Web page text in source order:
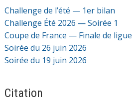
Challenge de l’été — 1er bilan
Challenge Été 2026 — Soirée 1
Coupe de France — Finale de ligue
Soirée du 26 juin 2026
Soirée du 19 juin 2026
Citation